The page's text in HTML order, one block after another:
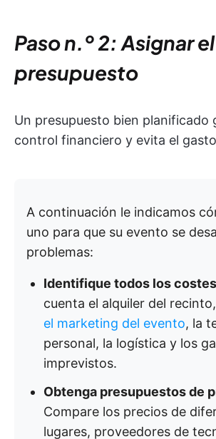
Paso n.º 2: Asignar el
presupuesto
Un presupuesto bien planificado
control financiero y evita el
A continuación le indicamos
uno para que su evento se
problemas:
Identifique todos los
cuenta el alquiler del
el marketing del evento, la
personal, la logística y los
imprevistos.
Obtenga presupuestos de
Compare los precios de
lugares, proveedores de